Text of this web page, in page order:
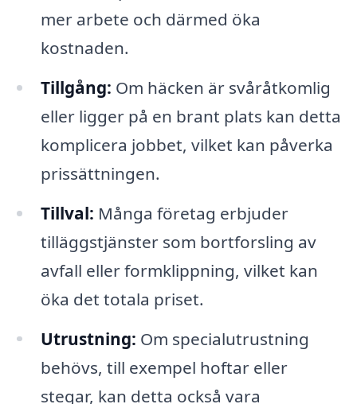
mer arbete och därmed öka
kostnaden.
Tillgång: Om häcken är svåråtkomlig
eller ligger på en brant plats kan detta
komplicera jobbet, vilket kan påverka
prissättningen.
Tillval: Många företag erbjuder
tilläggstjänster som bortforsling av
avfall eller formklippning, vilket kan
öka det totala priset.
Utrustning: Om specialutrustning
behövs, till exempel hoftar eller
stegar, kan detta också vara